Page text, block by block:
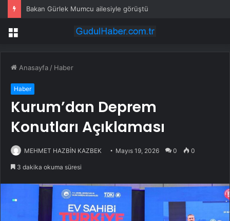
Bakan Gürlek Mumcu ailesiyle görüştü
Menü
Anasayfa / Haber
Haber
Kurum’dan Deprem
Konutları Açıklaması
MEHMET HAZBİN KAZBEK Mayıs 19, 2026 0 0
3 dakika okuma süresi